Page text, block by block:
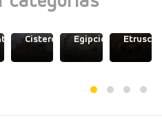
CistercienseEgipcio Etrusco